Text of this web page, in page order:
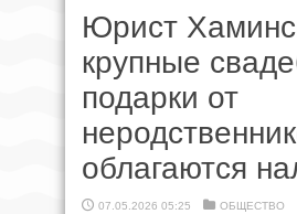
Юрист
крупные
подарки от
облагаются
07.05.2026 05:25 ОБЩЕСТВО